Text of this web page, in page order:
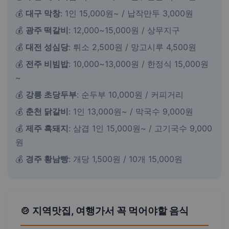
💰 대구 막창: 1인 15,000원~ / 납작만두 3,000원
💰 광주 떡갈비: 12,000~15,000원 / 상무지구
💰 대전 성심당: 튀소 2,500원 / 망고시루 4,500원
💰 전주 비빔밥: 10,000~13,000원 / 한정식 15,000원
~
💰 강릉 초당두부: 순두부 10,000원 / 커피거리
💰 춘천 닭갈비: 1인 13,000원~ / 막국수 9,000원
💰 제주 흑돼지: 삼겹 1인 15,000원~ / 고기국수 9,000
원
💰 경주 황남빵: 개당 1,500원 / 10개 15,000원
🍲 지역맛집, 여행가서 꼭 먹어야할 음식